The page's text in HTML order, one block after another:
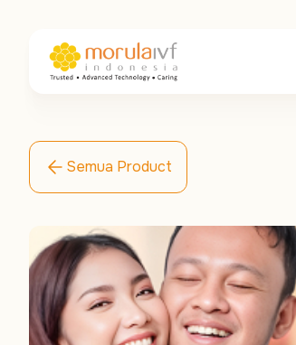
Semua Product